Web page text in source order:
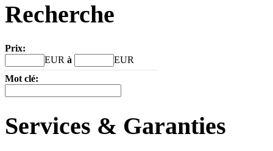
Recherche
Prix:
EUR à
EUR
Mot clé:
Services & Garanties